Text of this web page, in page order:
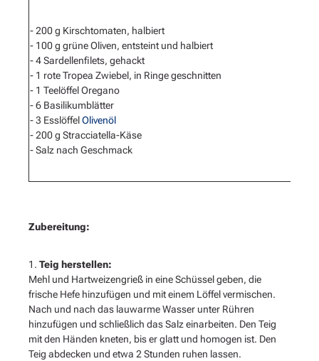
- 200 g Kirschtomaten, halbiert
- 100 g grüne Oliven, entsteint und halbiert
- 4 Sardellenfilets, gehackt
- 1 rote Tropea Zwiebel, in Ringe geschnitten
- 1 Teelöffel Oregano
- 6 Basilikumblätter
- 3 EsslöffelOlivenöl
- 200 g Stracciatella-Käse
- Salz nach Geschmack
Zubereitung:
1. Teig herstellen:
Mehl und Hartweizengrieß in eine Schüssel geben, die
frische Hefe hinzufügen und mit einem Löffel vermischen.
Nach und nach das lauwarme Wasser unter Rühren
hinzufügen und schließlich das Salz einarbeiten. Den Teig
mit den Händen kneten, bis er glatt und homogen ist. Den
Teig abdecken und etwa 2 Stunden ruhen lassen.